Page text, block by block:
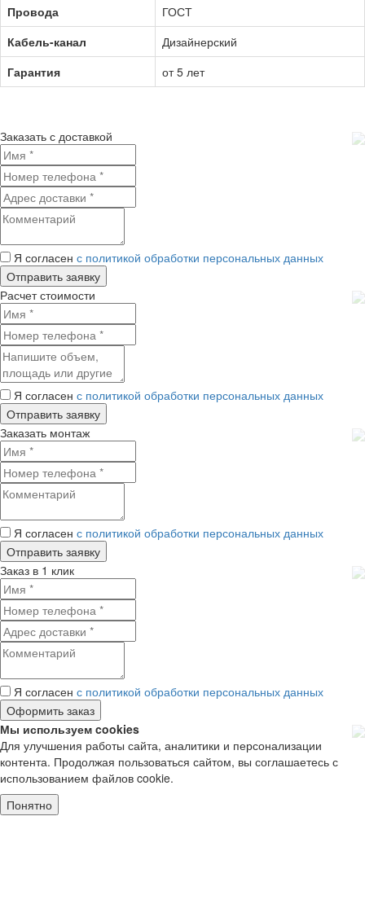
Провода
ГОСТ
Кабель-канал
Дизайнерский
Гарантия
от 5 лет
Заказать с доставкой
Я согласен с политикой обработки персональных данных
Расчет стоимости
Я согласен с политикой обработки персональных данных
Заказать монтаж
Я согласен с политикой обработки персональных данных
Заказ в 1 клик
Я согласен с политикой обработки персональных данных
Мы используем cookies
Для улучшения работы сайта, аналитики и персонализации
контента. Продолжая пользоваться сайтом, вы соглашаетесь с
использованием файлов cookie.
Понятно